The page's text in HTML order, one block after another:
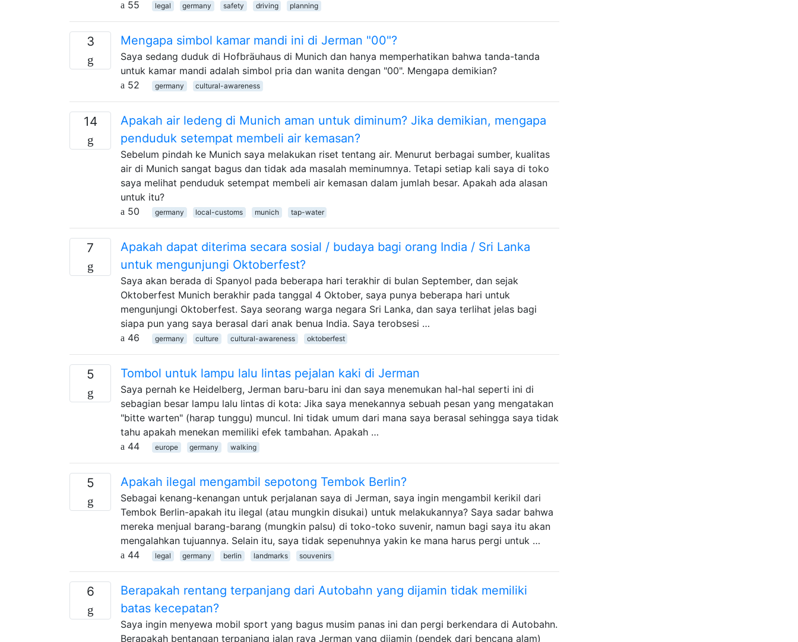
55
legal germany safety driving planning
3 Mengapa simbol kamar mandi ini di Jerman "00"?
Saya sedang duduk di Hofbräuhaus di Munich dan hanya memperhatikan bahwa tanda-tanda
untuk kamar mandi adalah simbol pria dan wanita dengan "00". Mengapa demikian?
52
germany cultural-awareness
14
Apakah air ledeng di Munich aman untuk diminum? Jika demikian, mengapa
penduduk setempat membeli air kemasan?
Sebelum pindah ke Munich saya melakukan riset tentang air. Menurut berbagai sumber, kualitas
air di Munich sangat bagus dan tidak ada masalah meminumnya. Tetapi setiap kali saya di toko
saya melihat penduduk setempat membeli air kemasan dalam jumlah besar. Apakah ada alasan
untuk itu?
50
germany local-customs munich tap-water
7
Apakah dapat diterima secara sosial / budaya bagi orang India / Sri Lanka
untuk mengunjungi Oktoberfest?
Saya akan berada di Spanyol pada beberapa hari terakhir di bulan September, dan sejak
Oktoberfest Munich berakhir pada tanggal 4 Oktober, saya punya beberapa hari untuk
mengunjungi Oktoberfest. Saya seorang warga negara Sri Lanka, dan saya terlihat jelas bagi
siapa pun yang saya berasal dari anak benua India. Saya terobsesi …
46
germany culture cultural-awareness oktoberfest
5 Tombol untuk lampu lalu lintas pejalan kaki di Jerman
Saya pernah ke Heidelberg, Jerman baru-baru ini dan saya menemukan hal-hal seperti ini di
sebagian besar lampu lalu lintas di kota: Jika saya menekannya sebuah pesan yang mengatakan
"bitte warten" (harap tunggu) muncul. Ini tidak umum dari mana saya berasal sehingga saya tidak
tahu apakah menekan memiliki efek tambahan. Apakah …
44
europe germany walking
5 Apakah ilegal mengambil sepotong Tembok Berlin?
Sebagai kenang-kenangan untuk perjalanan saya di Jerman, saya ingin mengambil kerikil dari
Tembok Berlin-apakah itu ilegal (atau mungkin disukai) untuk melakukannya? Saya sadar bahwa
mereka menjual barang-barang (mungkin palsu) di toko-toko suvenir, namun bagi saya itu akan
mengalahkan tujuannya. Selain itu, saya tidak sepenuhnya yakin ke mana harus pergi untuk …
44
legal germany berlin landmarks souvenirs
6
Berapakah rentang terpanjang dari Autobahn yang dijamin tidak memiliki
batas kecepatan?
Saya ingin menyewa mobil sport yang bagus musim panas ini dan pergi berkendara di Autobahn.
Berapakah bentangan terpanjang jalan raya Jerman yang dijamin (pendek dari bencana alam)